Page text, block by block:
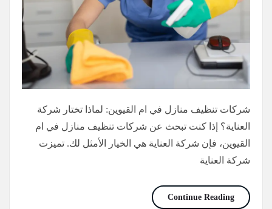
شركات تنظيف منازل في ام القيوين: لماذا تختار شركة
العناية؟ إذا كنت تبحث عن شركات تنظيف منازل في ام
القيوين، فإن شركة العناية هي الخيار الأمثل لك. تميزت
شركة العناية
Continue Readingشركات تنظيف منازل في ام القيوين/0565736207/خصم30%